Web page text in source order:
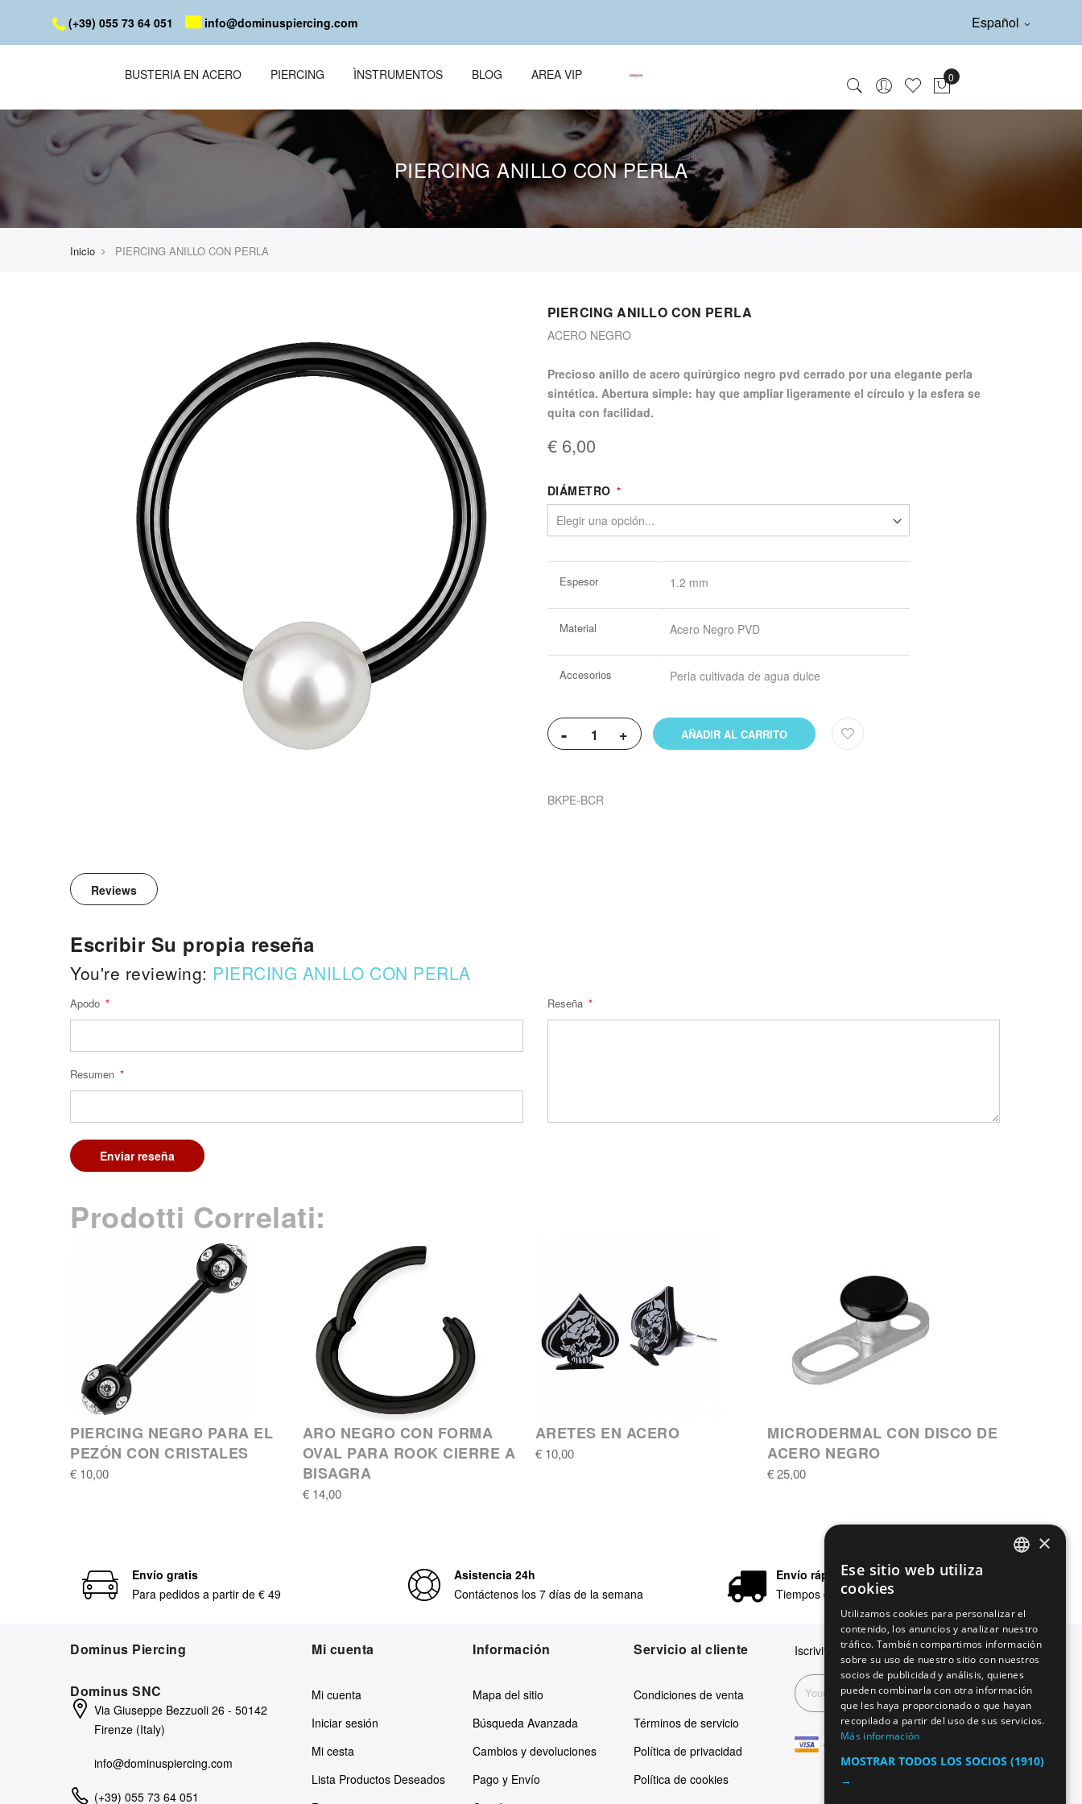
(+39) 055 73 64 051 info@dominuspiercing.com Español
BUSTERIA EN ACERO PIERCING ÌNSTRUMENTOS BLOG AREA VIP
PIERCING ANILLO CON PERLA
Inicio PIERCING ANILLO CON PERLA
PIERCING ANILLO CON PERLA
ACERO NEGRO
precioso anillo de acero quirúrgico negro pvd cerrado por una elegante perla
sintética. Abertura simple: hay que ampliar ligeramente el círculo y la esfera se
quita con facilidad.
€ 6,00
DIÁMETRO
Información
Espesor 1.2 mm
Material Acero Negro PVD
Accesorios Perla cultivada de agua dulce
- + AÑADIR AL CARRITO
BKPE-BCR
Reviews
Escribir Su propia reseña
You're reviewing: PIERCING ANILLO CON PERLA
Apodo
Resumen
Reseña
Enviar reseña
Prodotti Correlati:
PIERCING NEGRO PARA EL
PEZÓN CON CRISTALES
€ 10,00
ARO NEGRO CON FORMA
OVAL PARA ROOK CIERRE A
BISAGRA
€ 14,00
ARETES EN ACERO
€ 10,00
MICRODERMAL CON DISCO DE
ACERO NEGRO
€ 25,00
Envío gratis
Para pedidos a partir de € 49
Asistencia 24h
Contáctenos los 7 días de la semana
Envío rápido
Tiempos de entrega en 24/48 horas
Dominus Piercing
Dominus SNC
Via Giuseppe Bezzuoli 26 - 50142
Firenze (Italy)
info@dominuspiercing.com
(+39) 055 73 64 051
Mi cuenta
Mi cuenta
Iniciar sesión
Mi cesta
Lista Productos Deseados
Información
Mapa del sitio
Búsqueda Avanzada
Cambios y devoluciones
Pago y Envío
Servicio al cliente
Condiciones de venta
Términos de servicio
Política de privacidad
Política de cookies
Iscriviti alla nostra newsletter
Suscribirse
ITALIAN
SPANISH
FRENCH
×
Ese sitio web utiliza
cookies
Utilizamos cookies para personalizar el
contenido, los anuncios y analizar nuestro
tráfico. También compartimos información
sobre su uso de nuestro sitio con nuestros
socios de publicidad y análisis, quienes
pueden combinarla con otra información
que les haya proporcionado o que hayan
recopilado a partir del uso de sus servicios.
Más información
MOSTRAR TODOS LOS SOCIOS (1910)
→